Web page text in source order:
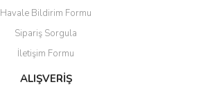
Havale Bildirim Formu
Sipariş Sorgula
İletişim Formu
ALIŞVERİŞ